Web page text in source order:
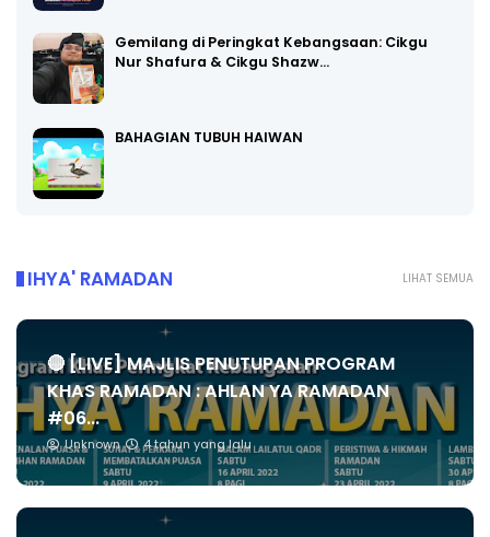
Gemilang di Peringkat Kebangsaan: Cikgu
Nur Shafura & Cikgu Shazw…
BAHAGIAN TUBUH HAIWAN
LIHAT SEMUA
IHYA' RAMADAN
🔴 [LIVE] MAJLIS PENUTUPAN PROGRAM
KHAS RAMADAN : AHLAN YA RAMADAN
#06...
Unknown 4 tahun yang lalu